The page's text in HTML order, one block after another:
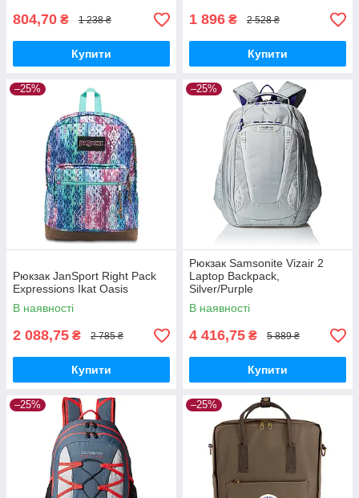
804,70 ₴ 1 238 ₴
Купити
1 896 ₴ 2 528 ₴
Купити
–25%
Рюкзак JanSport Right Pack
Expressions Ikat Oasis
В наявності
2 088,75 ₴ 2 785 ₴
Купити
–25%
Рюкзак Samsonite Vizair 2
Laptop Backpack,
Silver/Purple
В наявності
4 416,75 ₴ 5 889 ₴
Купити
–25% –25%